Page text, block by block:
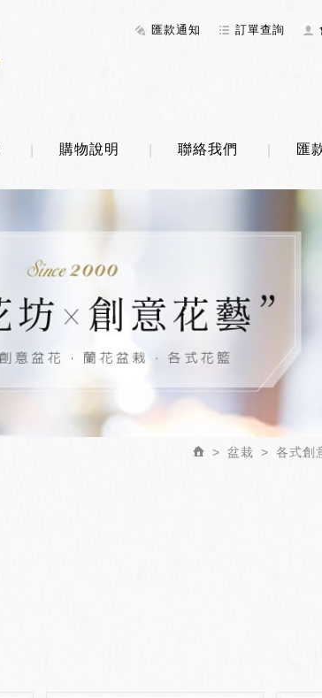
匯款通知 訂單查詢
購物說明 聯絡我們 匯
盆栽 各式創